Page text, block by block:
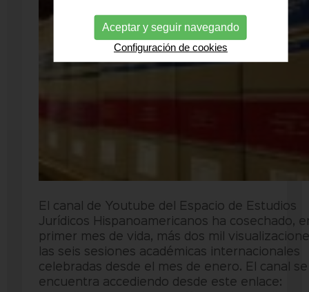
El canal de Youtube del Espacio de Estudios
Jurídicos Hispanoamericanos ha cosechado,
primer mes de vida, más dos mil
las seis sesiones académicas internacionales
celebradas desde el mes de enero. El canal se
encuentra accediendo desde este enlace:
Aceptar y seguir navegando
Configuración de cookies